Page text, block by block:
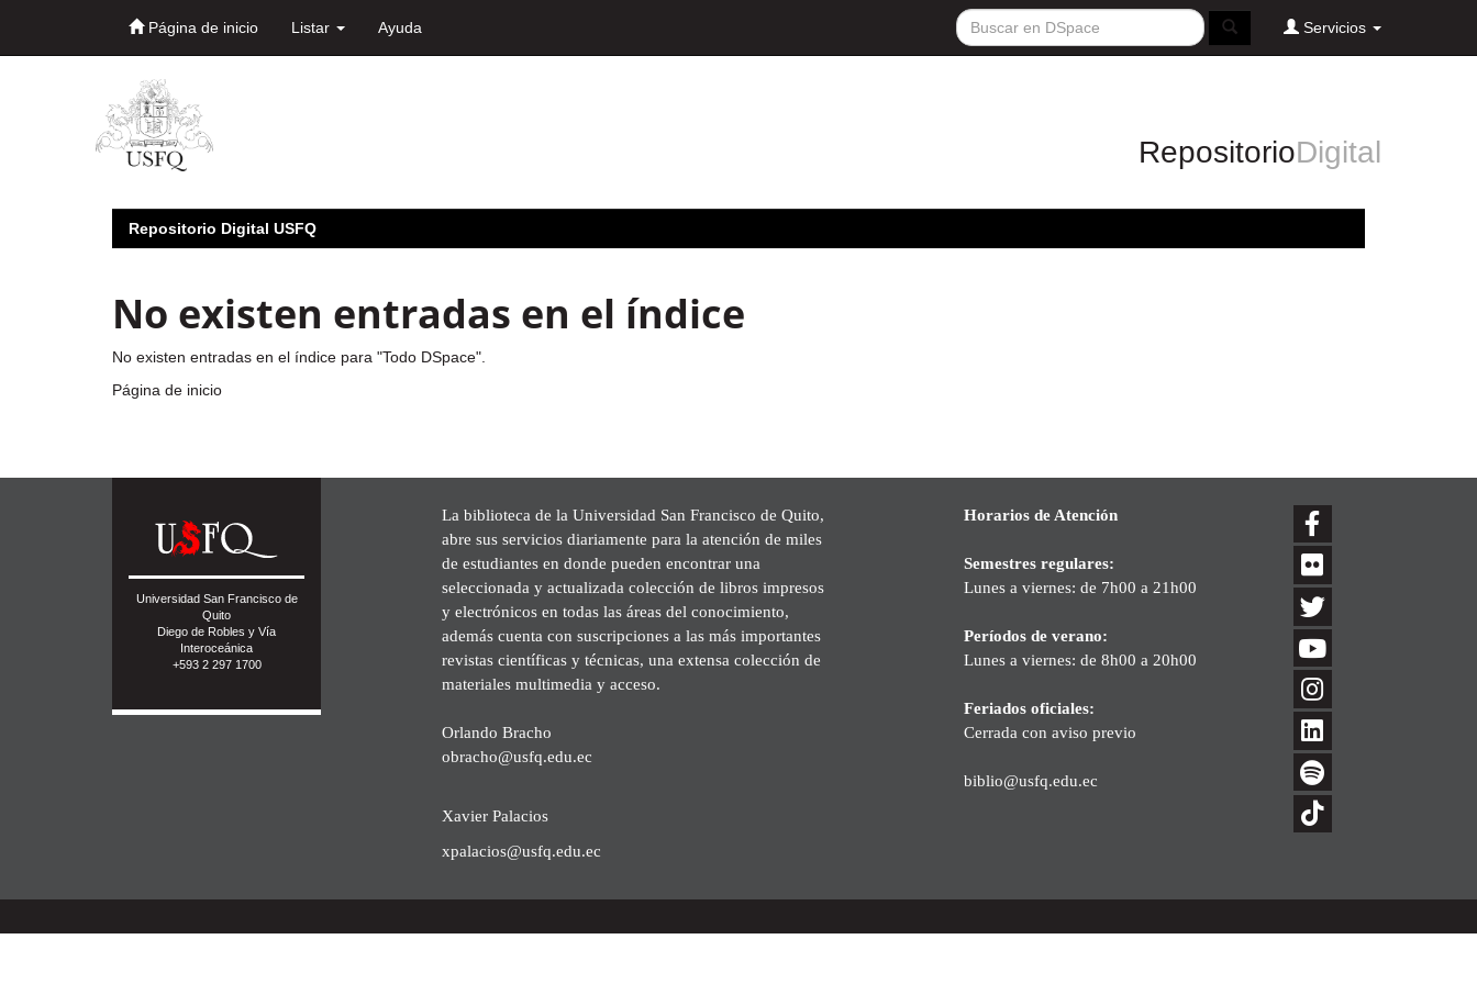
Página de inicio Listar Ayuda Servicios
RepositorioDigital
Repositorio Digital USFQ
No existen entradas en el índice
No existen entradas en el índice para "Todo DSpace".
Página de inicio
Universidad San Francisco de
Quito
Diego de Robles y Vía
Interoceánica
+593 2 297 1700
La biblioteca de la Universidad San Francisco de Quito,
abre sus servicios diariamente para la atención de miles
de estudiantes en donde pueden encontrar una
seleccionada y actualizada colección de libros impresos
y electrónicos en todas las áreas del conocimiento,
además cuenta con suscripciones a las más importantes
revistas científicas y técnicas, una extensa colección de
materiales multimedia y acceso.
Orlando Bracho
obracho@usfq.edu.ec
Xavier Palacios
xpalacios@usfq.edu.ec
Horarios de Atención
Semestres regulares:
Lunes a viernes: de 7h00 a 21h00
Períodos de verano:
Lunes a viernes: de 8h00 a 20h00
Feriados oficiales:
Cerrada con aviso previo
biblio@usfq.edu.ec